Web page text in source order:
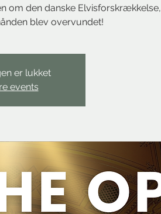
om den danske Elvisforskrækkelse,
blev overvundet!
er lukket
events